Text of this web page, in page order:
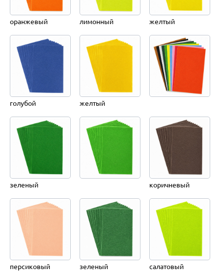
оранжевый лимонный желтый
голубой желтый
зеленый коричневый
персиковый зеленый салатовый